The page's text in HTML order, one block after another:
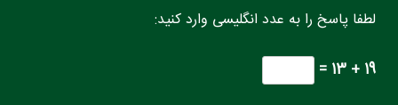
لطفا پاسخ را به عدد انگلیسی وارد کنید:
19 + 13 =